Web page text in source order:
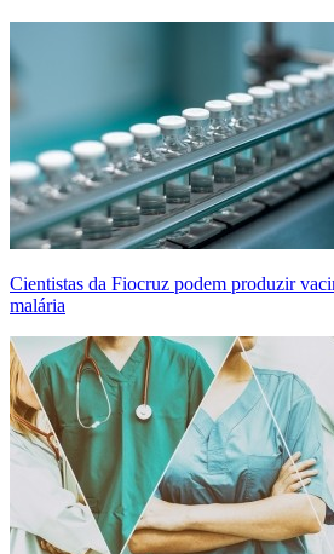
Cientistas da Fiocruz podem produzir
malária